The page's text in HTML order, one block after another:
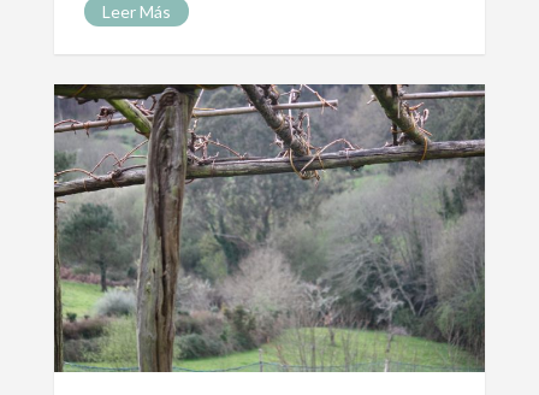
Leer Más